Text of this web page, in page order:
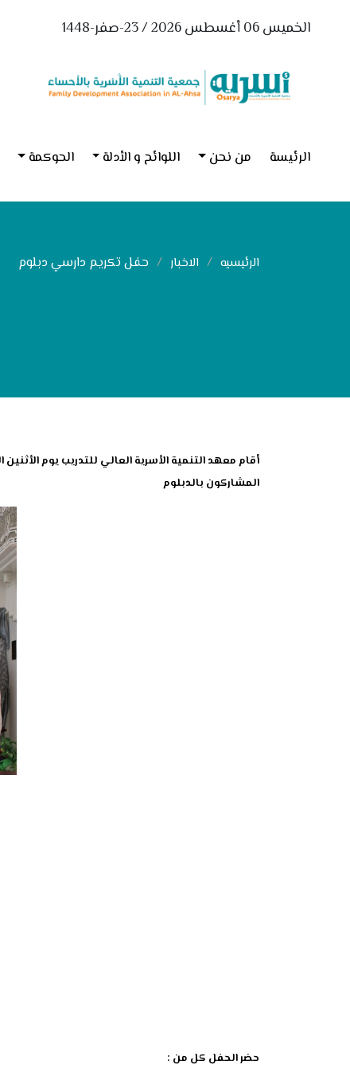
الخميس 06 أغسطس 2026 / 23-صفر-1448
الرئيسة من نحن اللوائح و الأدلة الحوكمة
الرئيسيه الاخبار حفل تكريم دارسي دبلوم
المشاركون بالدبلوم
حضر الحفل كل من :